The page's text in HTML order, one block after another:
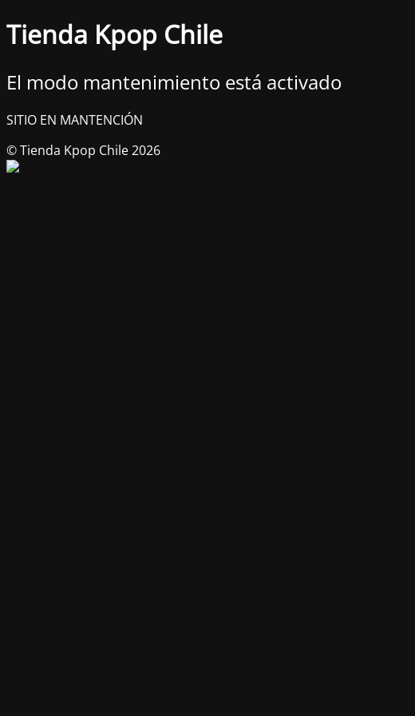
Tienda Kpop Chile
El modo mantenimiento está activado
SITIO EN MANTENCIÓN
© Tienda Kpop Chile 2026